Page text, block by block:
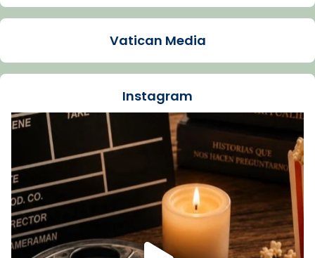
Arquebisbat de Barcelona
La Carmina va patir depressió. Fa gairebé
dos mesos, a l'Estadi Lluís Companys, la
Recupera l'entrevista comp
Vatican
tican News 👇
www.vaticannews.va/es/iglesia/news/2026-
07/carmina-historia-depresion-papa-viaje-
espana-testimoni...
Foto
View on Facebook · Share
Vatican Media
Instagram